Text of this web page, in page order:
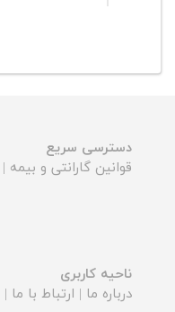
دسترسی سریع
قوانین گارانتی و بیمه |
ناحیه کاربری
درباره ما | ارتباط با ما |